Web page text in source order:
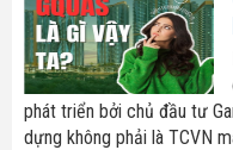
phát triển bởi chủ đầu tư
dựng không phải là TCVN